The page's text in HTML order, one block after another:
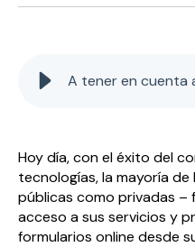
Hoy día, con el éxito del
tecnologías, la mayoría
públicas como privadas –
acceso a sus servicios y
formularios online desde